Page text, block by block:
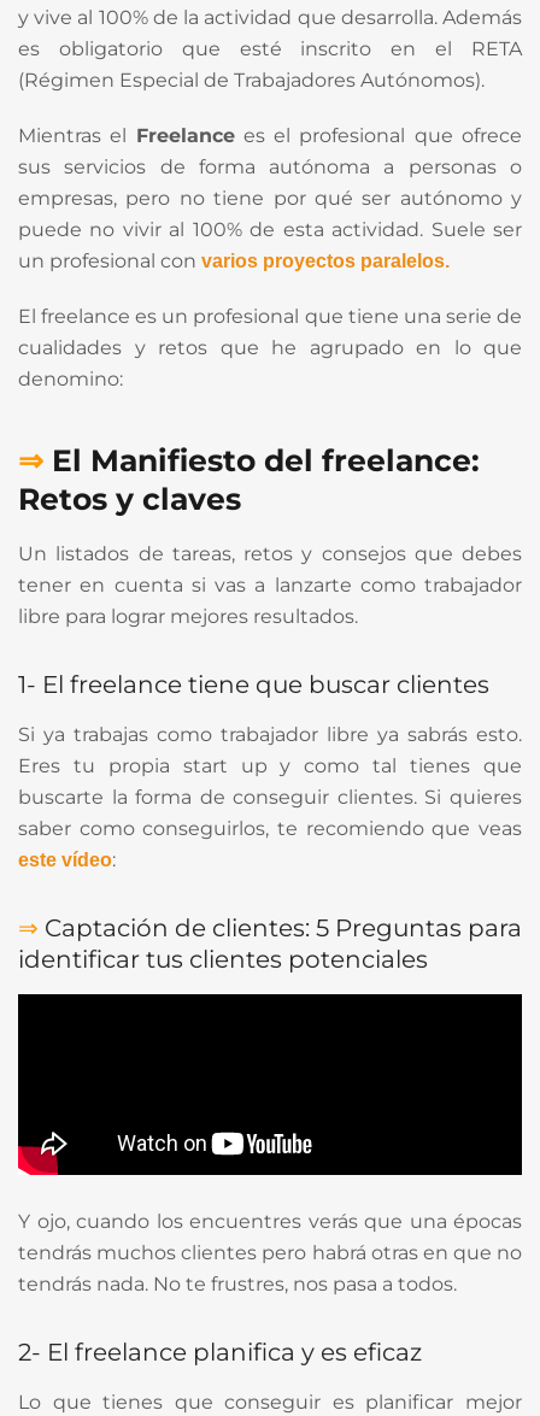
y vive al 100% de la actividad que desarrolla. Además
es obligatorio que esté inscrito en el RETA
(Régimen Especial de Trabajadores Autónomos).
Mientras el Freelancees el profesional que ofrece
sus servicios de forma autónoma a personas o
empresas, pero no tiene por qué ser autónomo y
puede no vivir al 100% de esta actividad. Suele ser
un profesional con varios proyectos paralelos.
El freelance es un profesional que tiene una serie de
cualidades y retos que he agrupado en lo que
denomino:
⇒ El Manifiesto del freelance:
Retos y claves
Un listados de tareas, retos y consejos que debes
tener en cuenta si vas a lanzarte como trabajador
libre para lograr mejores resultados.
1- El freelance tiene que buscar clientes
Si ya trabajas como trabajador libre ya sabrás esto.
Eres tu propia start up y como tal tienes que
buscarte la forma de conseguir clientes. Si quieres
saber como conseguirlos, te recomiendo que veas
este vídeo:
⇒ Captación de clientes: 5 Preguntas para
identificar tus clientes potenciales
Y ojo, cuando los encuentres verás que una épocas
tendrás muchos clientes pero habrá otras en que no
tendrás nada. No te frustres, nos pasa a todos.
2- El freelance planifica y es eficaz
Lo que tienes que conseguir es planificar mejor